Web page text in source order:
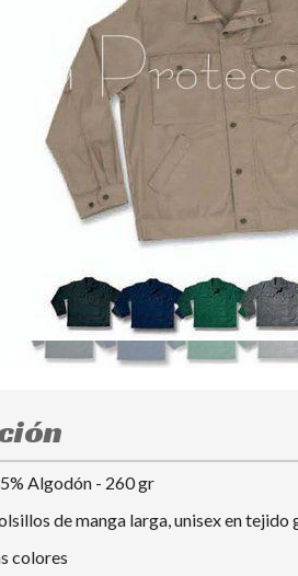
Algodón - 260 gr
de manga larga, unisex en
colores